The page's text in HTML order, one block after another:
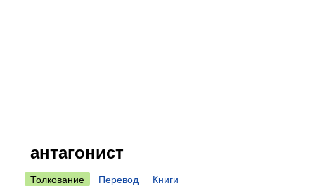
антагонист
Толкование Перевод Книги